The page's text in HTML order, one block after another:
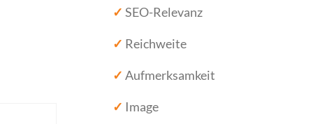
✓ SEO-Relevanz
✓ Reichweite
✓ Aufmerksamkeit
✓ Image